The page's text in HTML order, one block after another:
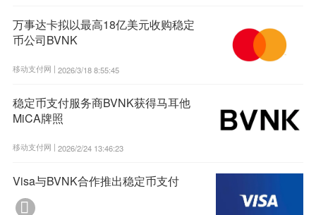
万事达卡拟以最高18亿美元收购稳定
币公司BVNK
移动支付网 | 2026/3/18 8:55:45
稳定币支付服务商BVNK获得马耳他
MiCA牌照
移动支付网 | 2026/2/24 13:46:23
Visa与BVNK合作推出稳定币支付
